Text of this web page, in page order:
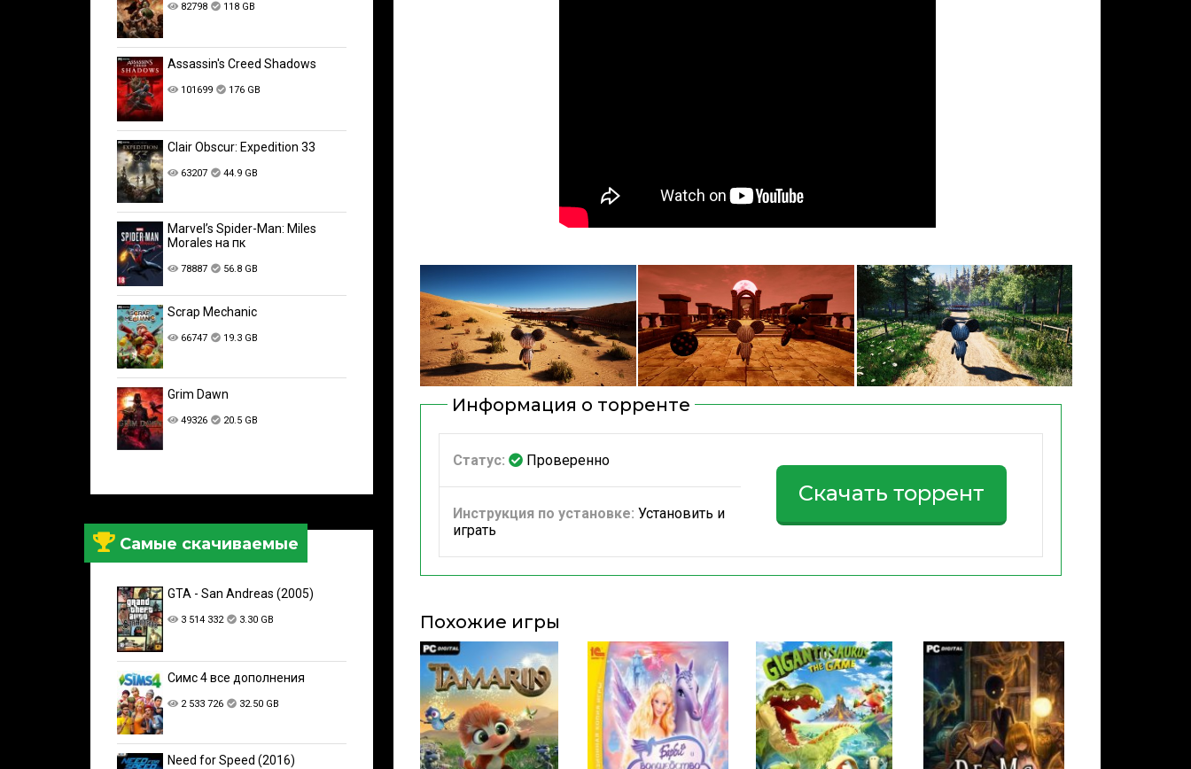
82798 118 GB
Assassin's Creed Shadows
101699 176 GB
Clair Obscur: Expedition 33
63207 44.9 GB
Marvel’s Spider-Man: Miles
Morales на пк
78887 56.8 GB
Scrap Mechanic
66747 19.3 GB
Grim Dawn
49326 20.5 GB
Самые скачиваемые
GTA - San Andreas (2005)
3 514 332 3.30 GB
Симс 4 все дополнения
2 533 726 32.50 GB
Need for Speed (2016)
Информация о торренте
Статус: Проверенно
Инструкция по установке: Установить и
играть
Скачать торрент
Похожие игры